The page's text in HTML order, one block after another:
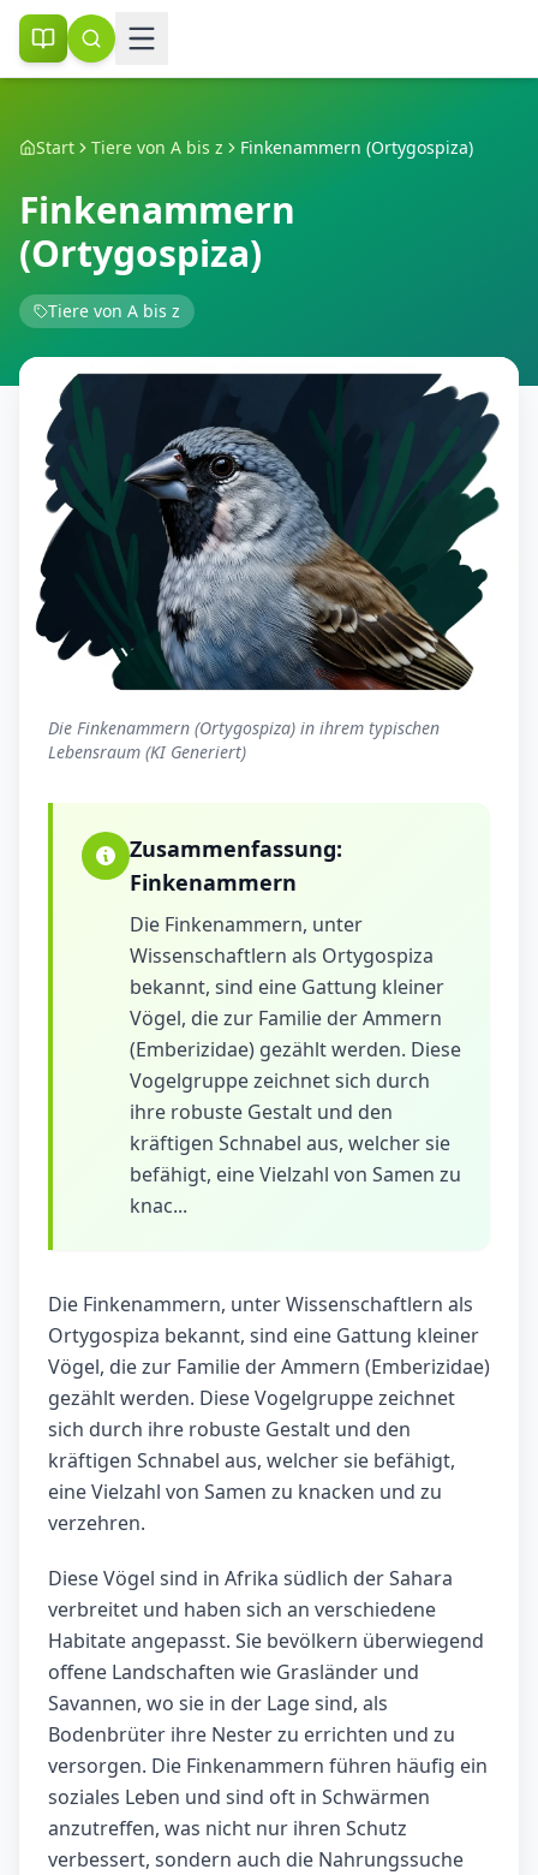
Start Tiere von A bis z Finkenammern (Ortygospiza)
Finkenammern
(Ortygospiza)
Tiere von A bis z
Die Finkenammern (Ortygospiza) in ihrem typischen
Lebensraum (KI Generiert)
Zusammenfassung:
Finkenammern
Die Finkenammern, unter
Wissenschaftlern als Ortygospiza
bekannt, sind eine Gattung kleiner
Vögel, die zur Familie der Ammern
(Emberizidae) gezählt werden. Diese
Vogelgruppe zeichnet sich durch
ihre robuste Gestalt und den
kräftigen Schnabel aus, welcher sie
befähigt, eine Vielzahl von Samen zu
knac...
Die Finkenammern, unter Wissenschaftlern als
Ortygospiza bekannt, sind eine Gattung kleiner
Vögel, die zur Familie der Ammern (Emberizidae)
gezählt werden. Diese Vogelgruppe zeichnet
sich durch ihre robuste Gestalt und den
kräftigen Schnabel aus, welcher sie befähigt,
eine Vielzahl von Samen zu knacken und zu
verzehren.
Diese Vögel sind in Afrika südlich der Sahara
verbreitet und haben sich an verschiedene
Habitate angepasst. Sie bevölkern überwiegend
offene Landschaften wie Grasländer und
Savannen, wo sie in der Lage sind, als
Bodenbrüter ihre Nester zu errichten und zu
versorgen. Die Finkenammern führen häufig ein
soziales Leben und sind oft in Schwärmen
anzutreffen, was nicht nur ihren Schutz
verbessert, sondern auch die Nahrungssuche